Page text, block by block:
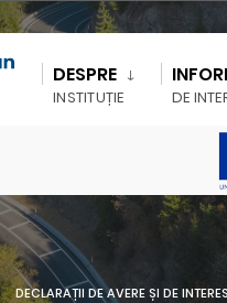
DESPRE
INSTITUȚIE DE
DECLARAȚII DE AVERE ȘI DE